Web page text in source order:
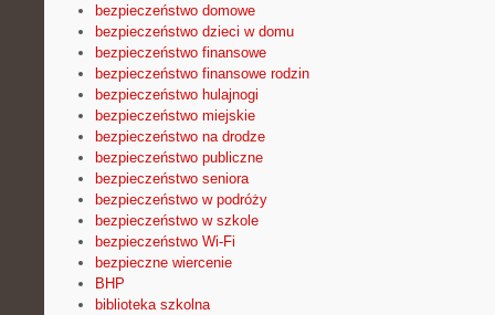
bezpieczeństwo domowe
bezpieczeństwo dzieci w domu
bezpieczeństwo finansowe
bezpieczeństwo finansowe rodzin
bezpieczeństwo hulajnogi
bezpieczeństwo miejskie
bezpieczeństwo na drodze
bezpieczeństwo publiczne
bezpieczeństwo seniora
bezpieczeństwo w podróży
bezpieczeństwo w szkole
bezpieczeństwo Wi-Fi
bezpieczne wiercenie
BHP
biblioteka szkolna